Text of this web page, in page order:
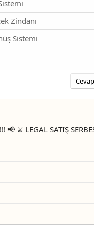
Zindanı
Sistemi
📢 ⚔️ LEGAL SATIŞ